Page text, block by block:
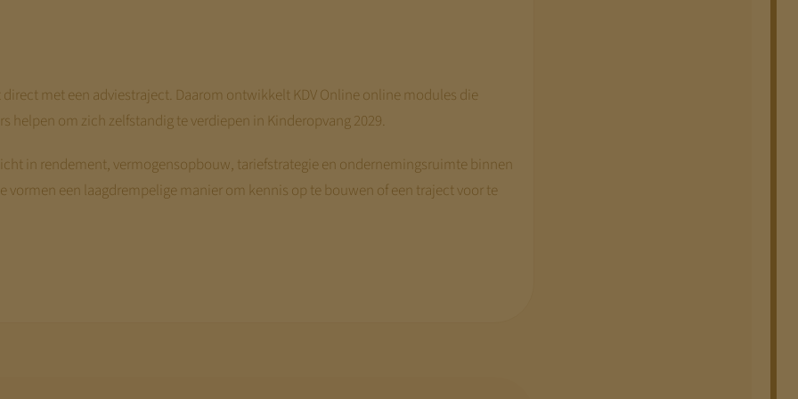
met een adviestraject. Daarom ontwikkelt KDV Online online modules die
helpen om zich zelfstandig te verdiepen in Kinderopvang 2029.
in rendement, vermogensopbouw, tariefstrategie en ondernemingsruimte binnen
vormen een laagdrempelige manier om kennis op te bouwen of een traject voor te